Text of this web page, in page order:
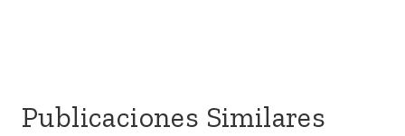
Publicaciones Similares